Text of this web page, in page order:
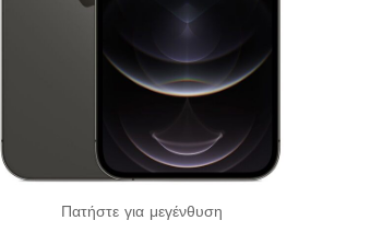
Πατήστε για μεγένθυση